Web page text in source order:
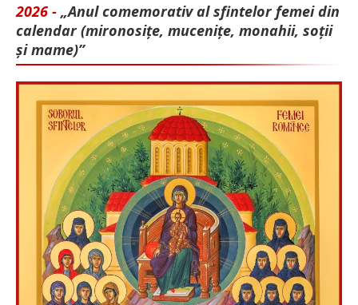
2026 - „Anul comemorativ al sfintelor femei din
calendar (mironosițe, mu­cenițe, monahii, soții
și mame)”